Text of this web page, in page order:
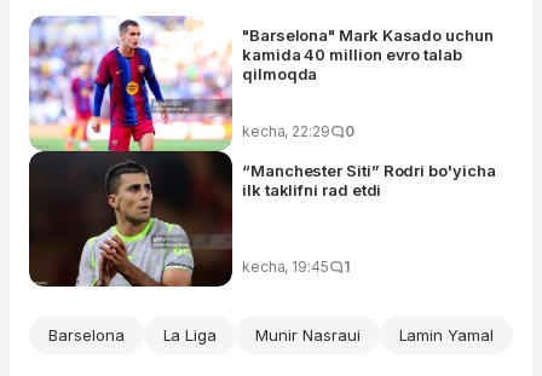
"Barselona" Mark Kasado uchun
kamida 40 million evro talab
qilmoqda
kecha, 22:29 0
“Manchester Siti” Rodri bo'yicha
ilk taklifni rad etdi
kecha, 19:45 1
Barselona La Liga Munir Nasraui Lamin Yamal